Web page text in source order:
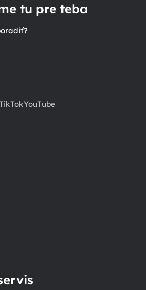
tu pre teba
YouTube